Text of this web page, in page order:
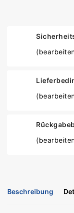
Beschreibung